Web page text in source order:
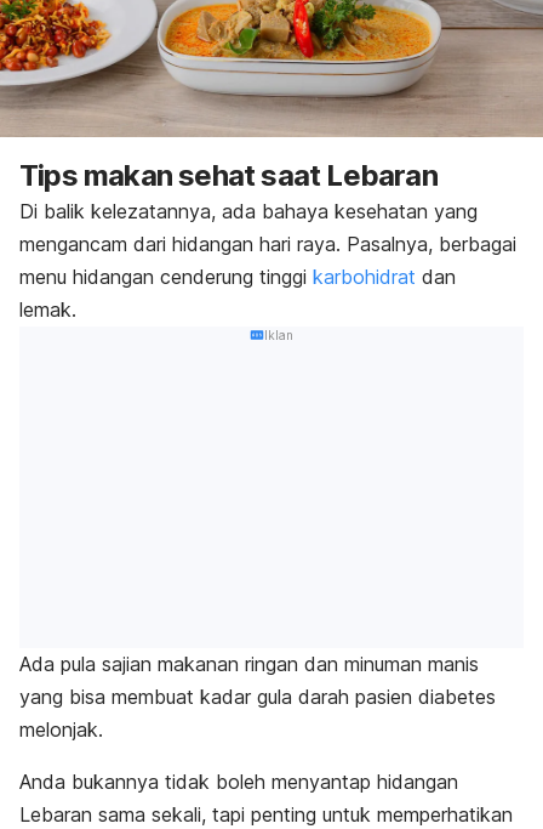
Tips makan sehat saat Lebaran
Di balik kelezatannya, ada bahaya kesehatan yang
mengancam dari hidangan hari raya. Pasalnya, berbagai
menu hidangan cenderung tinggi karbohidrat dan
lemak.
Iklan
Ada pula sajian makanan ringan dan minuman manis
yang bisa membuat kadar gula darah pasien diabetes
melonjak.
Anda bukannya tidak boleh menyantap hidangan
Lebaran sama sekali, tapi penting untuk memperhatikan